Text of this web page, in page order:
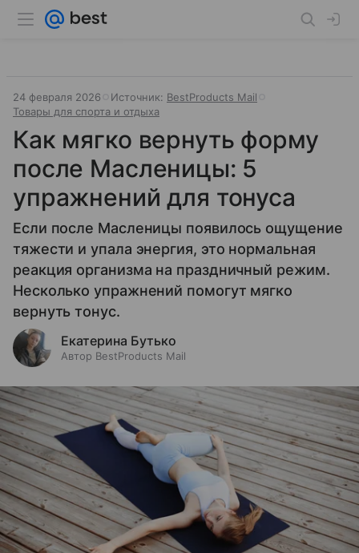
24 февраля 2026 Источник: BestProducts Mail
Товары для спорта и отдыха
Как мягко вернуть форму
после Масленицы: 5
упражнений для тонуса
Если после Масленицы появилось ощущение
тяжести и упала энергия, это нормальная
реакция организма на праздничный режим.
Несколько упражнений помогут мягко
вернуть тонус.
Екатерина Бутько
Автор BestProducts Mail